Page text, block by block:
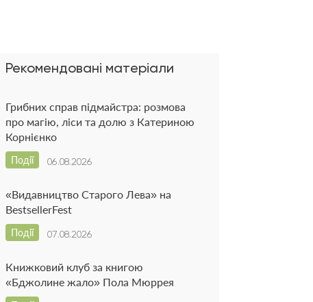
Рекомендовані матеріали
Грибних справ підмайстра: розмова
про магію, ліси та долю з Катериною
Корнієнко
06.08.2026
Події
«Видавництво Старого Лева» на
BestsellerFest
07.08.2026
Події
Книжковий клуб за книгою
«Бджолине жало» Пола Мюррея